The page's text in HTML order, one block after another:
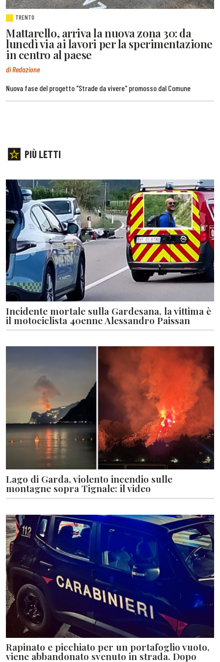
TRENTO
Mattarello, arriva la nuova zona 30: da
lunedì via ai lavori per la sperimentazione
in centro al paese
di Redazione
Nuova fase del progetto "Strade da vivere" promosso dal Comune
PIÙ LETTI
Incidente mortale sulla Gardesana, la vittima è
il motociclista 40enne Alessandro Paissan
Lago di Garda, violento incendio sulle
montagne sopra Tignale: il video
Rapinato e picchiato per un portafoglio vuoto,
viene abbandonato svenuto in strada. Dopo